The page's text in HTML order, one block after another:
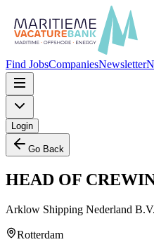
Find JobsCompaniesNewsletter
Login
Go Back
HEAD OF
Arklow Shipping Nederland B.V.
Rotterdam